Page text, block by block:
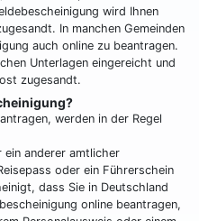
wird Ihnen
In manchen Gemeinden
auch online zu beantragen.
Unterlagen eingereicht und
zugesandt.
werden in der Regel
ein anderer amtlicher
oder ein Führerschein
dass Sie in Deutschland
online beantragen,